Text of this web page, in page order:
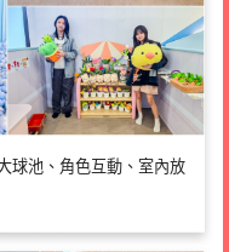
球池、角色互動、室內放